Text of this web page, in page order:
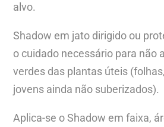
alvo.
Shadow em jato dirigido ou
o cuidado necessário para não
verdes das plantas úteis
jovens ainda não suberizados).
Aplica-se o Shadow em faixa,